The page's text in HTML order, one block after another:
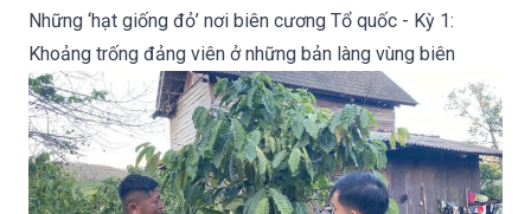
Những ‘hạt giống đỏ’ nơi biên cương Tổ quốc - Kỳ 1:
Khoảng trống đảng viên ở những bản làng vùng biên